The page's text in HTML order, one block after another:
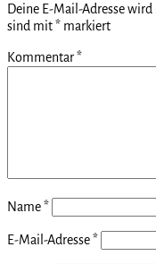
Deine E-Mail-Adresse
sind mit* markiert
Kommentar*
Name*
E-Mail-Adresse*